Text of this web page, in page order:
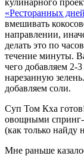
«Ресторанных
вмешивать
направлении,
делать это по
течение минуты.
чего добавляем 2-
нарезанную
добавляем соли.
Суп Том Кха
овощными спринг-
(как только найду
Мне раньше